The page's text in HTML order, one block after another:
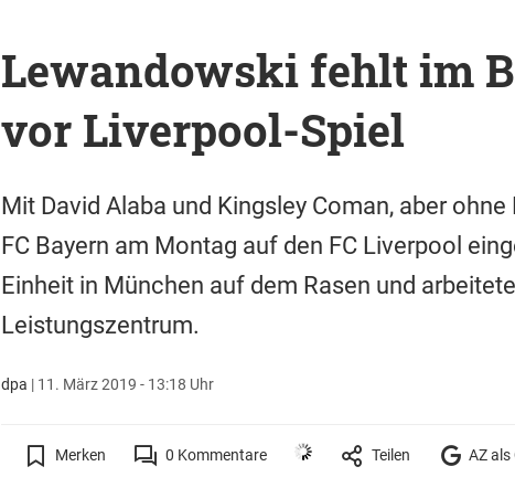
Lewandowski fehlt im
vor Liverpool-Spiel
Mit David Alaba und Kingsley Coman, aber
FC Bayern am Montag auf den FC Liverpool
Einheit in München auf dem Rasen und
Leistungszentrum.
dpa | 11. März 2019 - 13:18 Uhr
Merken 0 Kommentare Teilen AZ als